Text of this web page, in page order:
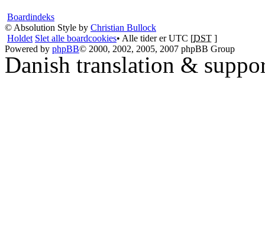
Boardindeks
© Absolution Style by Christian Bullock
Holdet Slet alle boardcookies• Alle tider er UTC [DST ]
Powered by phpBB© 2000, 2002, 2005, 2007 phpBB Group
Danish translation &